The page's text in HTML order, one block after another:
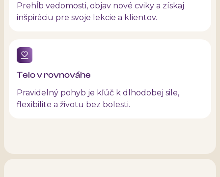
Prehĺb vedomosti, objav nové cviky a získaj
inšpiráciu pre svoje lekcie a klientov.
Telo v rovnováhe
Pravidelný pohyb je kľúč k dlhodobej sile,
flexibilite a životu bez bolesti.